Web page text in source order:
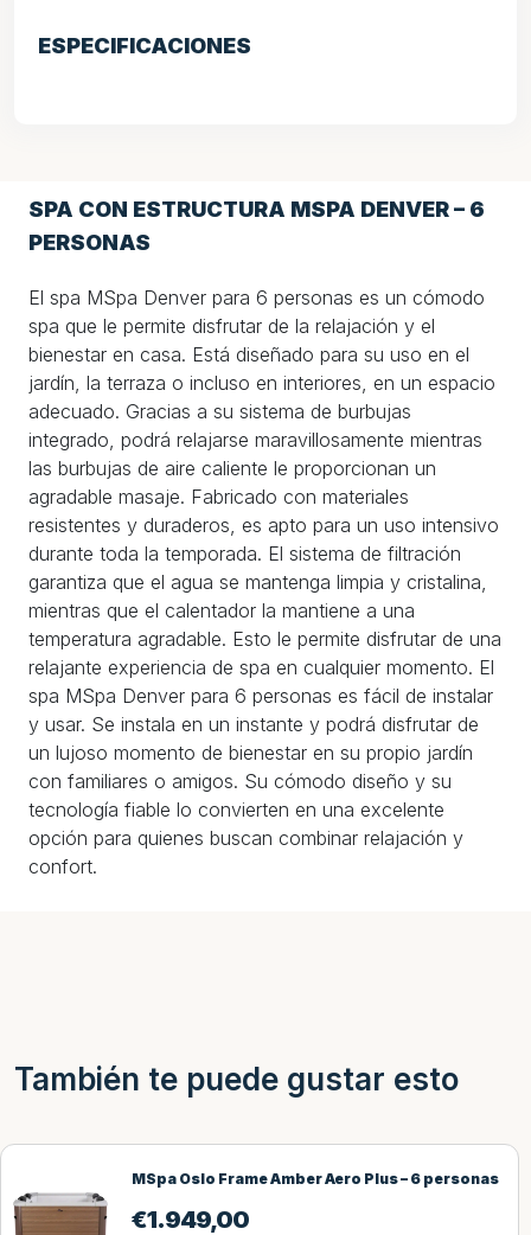
ESPECIFICACIONES
SPA CON ESTRUCTURA MSPA DENVER – 6
PERSONAS
El spa MSpa Denver para 6 personas es un cómodo
spa que le permite disfrutar de la relajación y el
bienestar en casa. Está diseñado para su uso en el
jardín, la terraza o incluso en interiores, en un espacio
adecuado. Gracias a su sistema de burbujas
integrado, podrá relajarse maravillosamente mientras
las burbujas de aire caliente le proporcionan un
agradable masaje. Fabricado con materiales
resistentes y duraderos, es apto para un uso intensivo
durante toda la temporada. El sistema de filtración
garantiza que el agua se mantenga limpia y cristalina,
mientras que el calentador la mantiene a una
temperatura agradable. Esto le permite disfrutar de una
relajante experiencia de spa en cualquier momento. El
spa MSpa Denver para 6 personas es fácil de instalar
y usar. Se instala en un instante y podrá disfrutar de
un lujoso momento de bienestar en su propio jardín
con familiares o amigos. Su cómodo diseño y su
tecnología fiable lo convierten en una excelente
opción para quienes buscan combinar relajación y
confort.
También te puede gustar esto
MSpa Oslo Frame Amber Aero Plus – 6 personas
€1.949,00